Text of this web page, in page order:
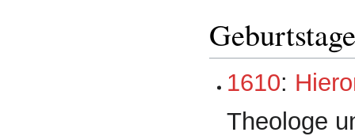
Geburtstage
1610:
Theologe